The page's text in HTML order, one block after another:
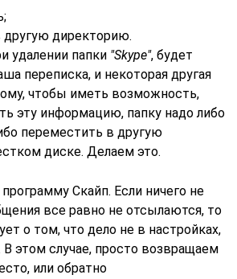
директорию.
удалении папки "Skype", будет
переписка, и некоторая другая
чтобы иметь возможность,
эту информацию, папку надо либо
переместить в другую
диске. Делаем это.
Скайп. Если ничего не
все равно не отсылаются, то
о том, что дело не в настройках,
этом случае, просто возвращаем
или обратно